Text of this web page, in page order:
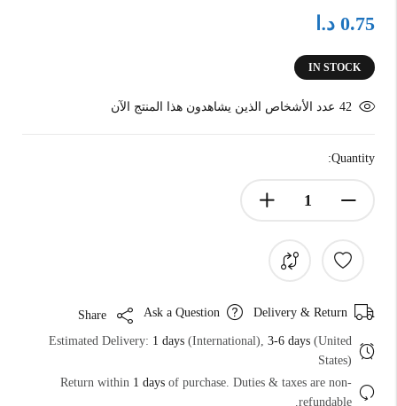
0.75 د.ا
IN STOCK
42 عدد الأشخاص الذين يشاهدون هذا المنتج الآن
Quantity:
Delivery & Return
Ask a Question
Estimated Delivery: 1 days (International), 3-6 days (United
States)
Return within 1 days of purchase. Duties & taxes are non-
refundable.